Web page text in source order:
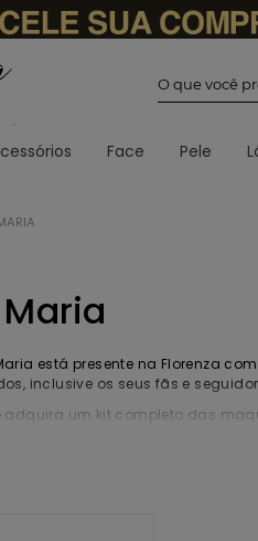
Face Pele
está presente na Florenza
inclusive os seus fãs e
adquira um kit completo das